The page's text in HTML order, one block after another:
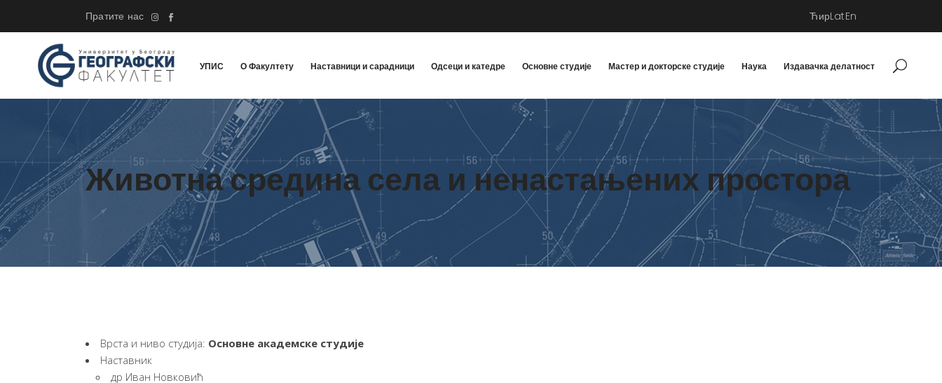
Пратите нас ЋирLatEn
УПИС О Факултету Наставници и сарадници Одсеци и катедре Основне студије Мастер и докторске студије Наука Издавачка делатност
Животна средина села и ненастањених простора
Врста и ниво студија: Основне академске студије
Наставник
др Иван Новковић